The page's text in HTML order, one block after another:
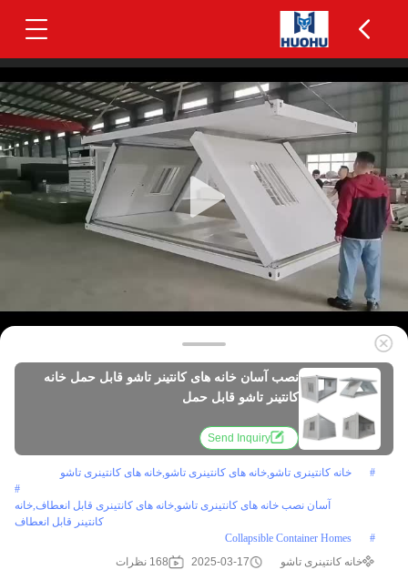
نصب آسان خانه های کانتینر تاشو قابل حمل خانه
کانتینر تاشو قابل حمل
Send Inquiry
#
خانه کانتینری تاشو,خانه های کانتینری تاشو,خانه های کانتینری تاشو
#
آسان نصب خانه های کانتینری تاشو,خانه های کانتینری قابل انعطاف,خانه
کانتینر قابل انعطاف
#
Collapsible Container Homes
خانه کانتینری تاشو
2025-03-17 168 نظرات